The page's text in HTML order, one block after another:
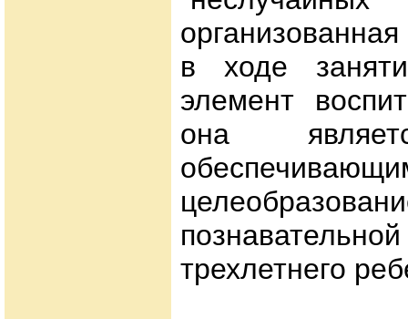
в ходе
элемент
она
трехлетнего